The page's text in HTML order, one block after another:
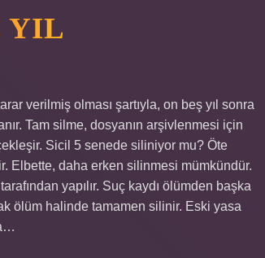
YIL
verilmiş olması şartıyla, on beş yıl sonra
Tam silme, dosyanın arşivlenmesi için
Sicil 5 senede siliniyor mu? Öte
Elbette, daha erken silinmesi mümkündür.
yapılır. Suç kaydı ölümden başka
ölüm halinde tamamen silinir. Eski yasa